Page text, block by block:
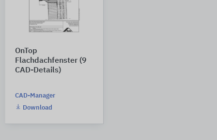
OnTop
Flachdachfenster (9
CAD-Details)
CAD-Manager
Download